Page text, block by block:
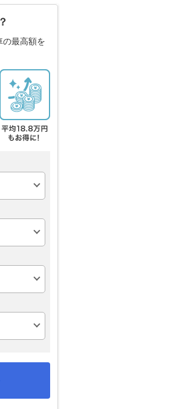
の最高額を